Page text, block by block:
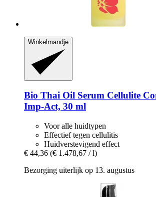
Winkelmandje
Bio Thai Oil Serum Cellulite
Imp-​Act, 30 ml
Voor alle huidtypen
Effectief tegen cellulitis
Huidverstevigend effect
€ 44,36 (€ 1.478,67 / l)
Bezorging uiterlijk op 13. augustus